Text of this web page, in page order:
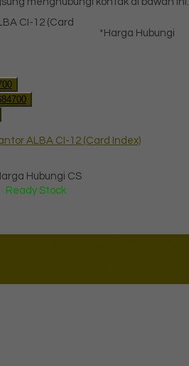
*Harga Hubungi
ALBA CI-12 (Card Index)
Hubungi CS
Ready Stock